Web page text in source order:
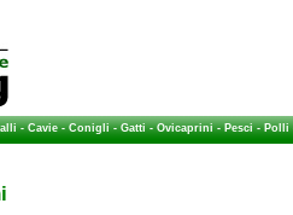
-Cavie-Conigli-Gatti-Ovicaprini-Pesci-Polli